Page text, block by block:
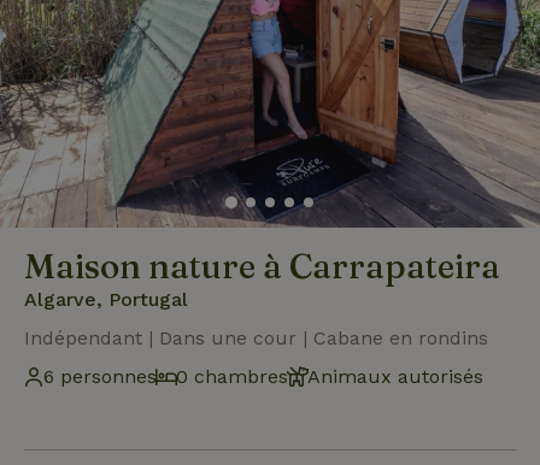
Maison nature à Carrapateira
Algarve, Portugal
Indépendant | Dans une cour | Cabane en rondins
6 personnes
0 chambres Animaux autorisés